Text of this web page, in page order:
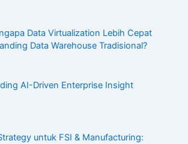
Data Virtualization Lebih Cepat
Data Warehouse Tradisional?
AI-Driven Enterprise Insight
untuk FSI & Manufacturing: